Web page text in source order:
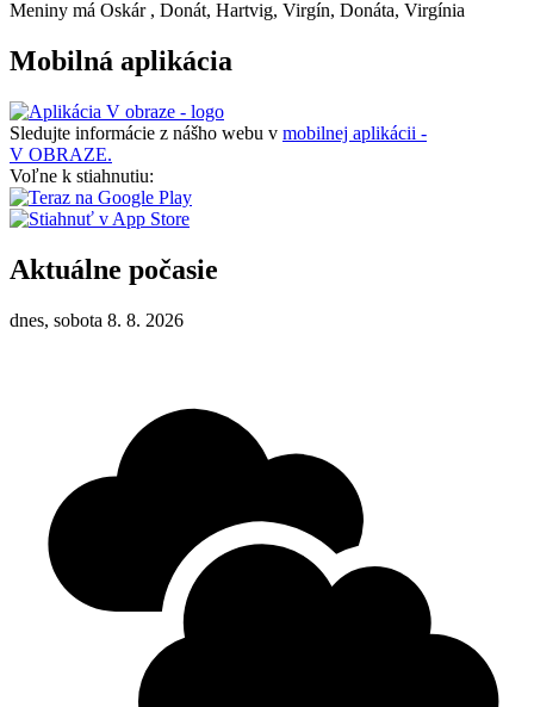
Meniny má Oskár , Donát, Hartvig, Virgín, Donáta, Virgínia
Mobilná aplikácia
Sledujte informácie z nášho webu v mobilnej aplikácii -
V OBRAZE.
Voľne k stiahnutiu:
Aktuálne počasie
dnes, sobota 8. 8. 2026